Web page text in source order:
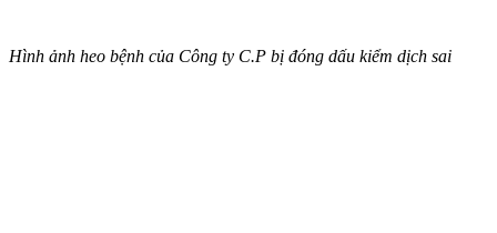
Hình ảnh heo bệnh của Công ty C.P bị đóng dấu kiểm dịch sai